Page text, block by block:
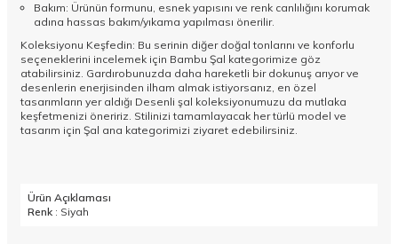
Bakım: Ürünün formunu, esnek yapısını ve renk canlılığını korumak
adına hassas bakım/yıkama yapılması önerilir.
Koleksiyonu Keşfedin: Bu serinin diğer doğal tonlarını ve konforlu
seçeneklerini incelemek için Bambu Şal kategorimize göz
atabilirsiniz. Gardırobunuzda daha hareketli bir dokunuş arıyor ve
desenlerin enerjisinden ilham almak istiyorsanız, en özel
tasarımların yer aldığı Desenli şal koleksiyonumuzu da mutlaka
keşfetmenizi öneririz. Stilinizi tamamlayacak her türlü model ve
tasarım için Şal ana kategorimizi ziyaret edebilirsiniz.
Ürün Açıklaması
Renk : Siyah